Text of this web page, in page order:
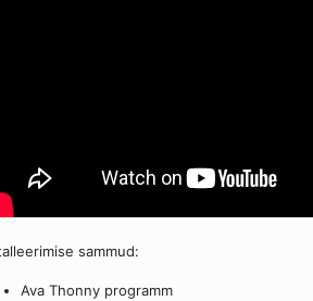
sammud:
Ava Thonny programm